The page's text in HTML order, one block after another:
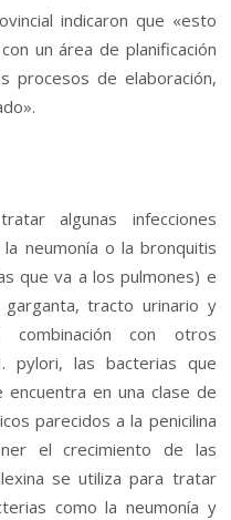
indicaron que «esto
un área de planificación
procesos de elaboración,
algunas infecciones
neumonía o la bronquitis
que va a los pulmones) e
tracto urinario y
con otros
pylori, las bacterias que
encuentra en una clase de
parecidos a la penicilina
el crecimiento de las
se utiliza para tratar
como la neumonía y